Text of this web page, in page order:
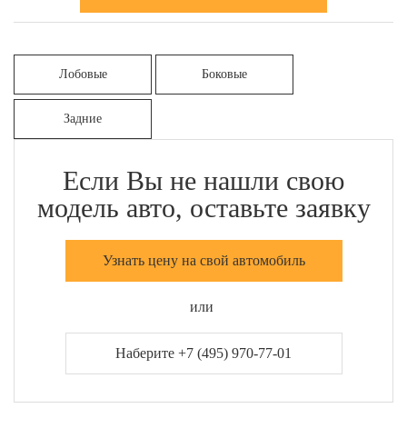
Лобовые Боковые
Задние
Если Вы не нашли свою
модель авто, оставьте заявку
Узнать цену на свой автомобиль
или
Наберите +7 (495) 970-77-01